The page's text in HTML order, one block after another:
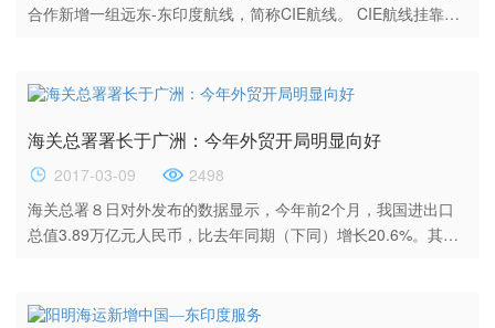
合作新增一组远东-东印度航线，简称CIE航线。 CIE航线挂靠港
CIE航线，阳明海运目前通过投船及与其他航商换舱合作提供另
港–青岛–高雄–新加坡–巴生港–那瓦舍瓦–蒙德拉–可伦...
海关总署署长于广洲：今年外贸开局明显向好
2017-03-09
2498
海关总署８日对外发布的数据显示，今年前2个月，我国进出口
总值3.89万亿元人民币，比去年同期（下同）增长20.6%。其
在“两会”期间人民大会堂“部长通道”接受媒体采访时表示，今年以